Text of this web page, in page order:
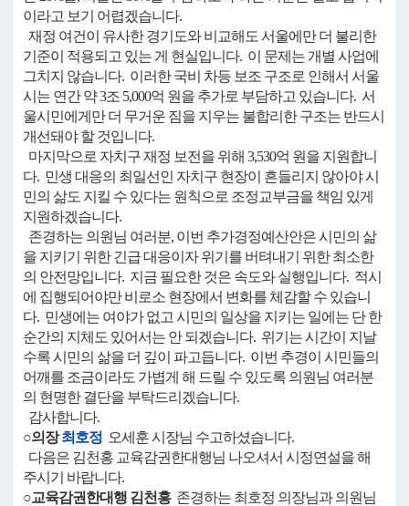
이라고 보기 어렵겠습니다.
재정 여건이 유사한 경기도와 비교해도 서울에만 더 불리한
기준이 적용되고 있는 게 현실입니다. 이 문제는 개별 사업에
그치지 않습니다. 이러한 국비 차등 보조 구조로 인해서 서울
시는 연간 약 3조 5,000억 원을 추가로 부담하고 있습니다. 서
울시민에게만 더 무거운 짐을 지우는 불합리한 구조는 반드시
개선돼야 할 것입니다.
마지막으로 자치구 재정 보전을 위해 3,530억 원을 지원합니
다. 민생 대응의 최일선인 자치구 현장이 흔들리지 않아야 시
민의 삶도 지킬 수 있다는 원칙으로 조정교부금을 책임 있게
지원하겠습니다.
존경하는 의원님 여러분, 이번 추가경정예산안은 시민의 삶
을 지키기 위한 긴급 대응이자 위기를 버텨내기 위한 최소한
의 안전망입니다. 지금 필요한 것은 속도와 실행입니다. 적시
에 집행되어야만 비로소 현장에서 변화를 체감할 수 있습니
다. 민생에는 여야가 없고 시민의 일상을 지키는 일에는 단 한
순간의 지체도 있어서는 안 되겠습니다. 위기는 시간이 지날
수록 시민의 삶을 더 깊이 파고듭니다. 이번 추경이 시민들의
어깨를 조금이라도 가볍게 해 드릴 수 있도록 의원님 여러분
의 현명한 결단을 부탁드리겠습니다.
감사합니다.
○의장최호정 오세훈 시장님 수고하셨습니다.
다음은 김천홍 교육감권한대행님 나오셔서 시정연설을 해
주시기 바랍니다.
○교육감권한대행 김천홍존경하는 최호정 의장님과 의원님